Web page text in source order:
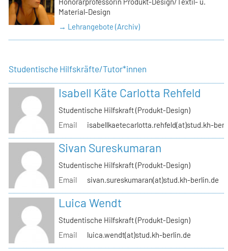
Material-Design
→ Lehrangebote (Archiv)
Studentische Hilfskräfte/Tutor*innen
Isabell Käte Carlotta Rehfeld
Studentische Hilfskraft (Produkt-Design)
Email
isabellkaetecarlotta.rehfeld(at)stud.kh-
Sivan Sureskumaran
Studentische Hilfskraft (Produkt-Design)
Email
sivan.sureskumaran(at)stud.kh-berlin.de
Luica Wendt
Studentische Hilfskraft (Produkt-Design)
Email
luica.wendt(at)stud.kh-berlin.de